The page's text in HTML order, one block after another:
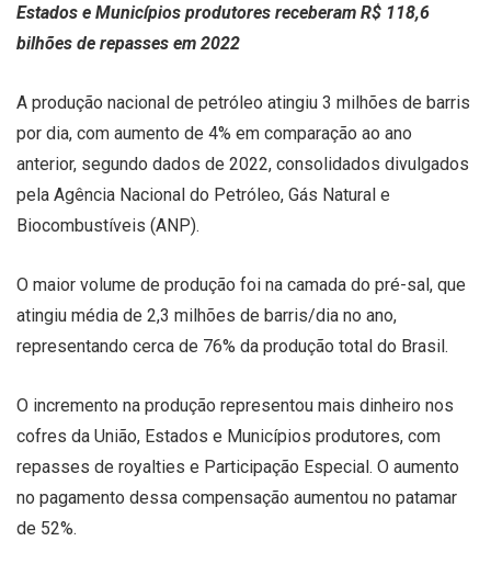
Estados e Municípios produtores receberam R$ 118,6
bilhões de repasses em 2022
A produção nacional de petróleo atingiu 3 milhões de barris
por dia, com aumento de 4% em comparação ao ano
anterior, segundo dados de 2022, consolidados divulgados
pela Agência Nacional do Petróleo, Gás Natural e
Biocombustíveis (ANP).
O maior volume de produção foi na camada do pré-sal, que
atingiu média de 2,3 milhões de barris/dia no ano,
representando cerca de 76% da produção total do Brasil.
O incremento na produção representou mais dinheiro nos
cofres da União, Estados e Municípios produtores, com
repasses de royalties e Participação Especial. O aumento
no pagamento dessa compensação aumentou no patamar
de 52%.